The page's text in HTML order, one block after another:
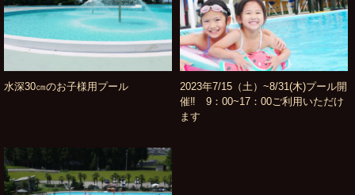
水深30㎝のお子様用プール
2023年7/15（土）~8/31(木)プール開
催‼ 9：00~17：00ご利用いただけ
ます